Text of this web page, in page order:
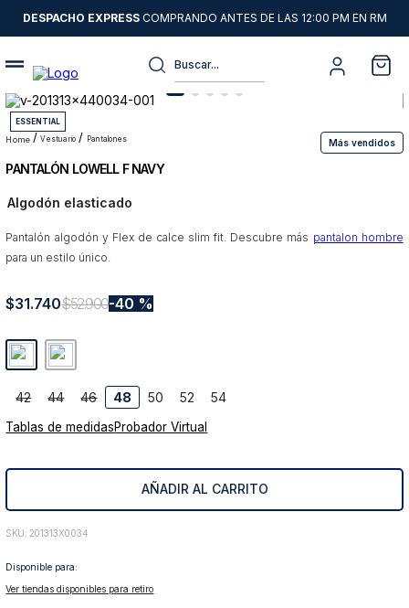
DESPACHO EXPRESSCOMPRANDO ANTES DE LAS 12:00 PM EN RM
Buscar...
ESSENTIAL
vestuario
pantalones Más vendidos
PANTALÓN LOWELL F NAVY
Algodón elasticado
Pantalón algodón y Flex de calce slim fit. Descubre más pantalon hombre
para un estilo único.
$31.740$52.900 40 %
42 44 46 48 50 52 54
Tablas de medidasProbador Virtual
AÑADIR AL CARRITO
: 201313X0034
Disponible para:
Ver tiendas disponibles para retiro
Términos más buscados
1.
sweater
2.
chaquetas
3.
camisas
4.
pantalon
6.
chaqueta cuero
8.
blazer
9.
poleron
10. abrigo